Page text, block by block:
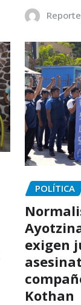
POLÍTICA
exigen
Kothan